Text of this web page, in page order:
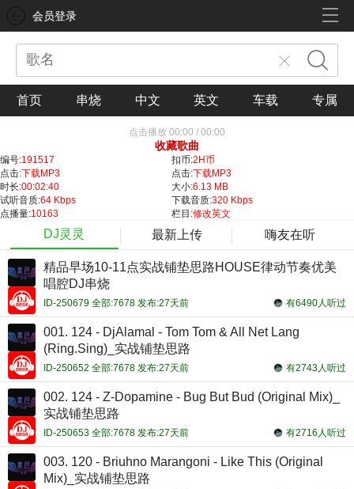
会员登录
首页 串烧 中文 英文 车载 专属
点击播放 00:00 / 00:00
收藏歌曲
编号:191517 扣币:2H币
点击:下载MP3 点击:下载MP3
时长:00:02:40 大小:6.13 MB
试听音质:64 Kbps 下载音质:320 Kbps
点播量:10163 栏目:修改英文
DJ灵灵 最新上传 嗨友在听
精品早场10-11点实战铺垫思路HOUSE律动节奏优美
唱腔DJ串烧
有6490人听过
ID-250679 全部:7678 发布:27天前
001. 124 - DjAlamal - Tom Tom & All Net Lang
(Ring.Sing)_实战铺垫思路
有2743人听过
ID-250652 全部:7678 发布:27天前
002. 124 - Z-Dopamine - Bug But Bud (Original Mix)_
实战铺垫思路
有2716人听过
ID-250653 全部:7678 发布:27天前
003. 120 - Briuhno Marangoni - Like This (Original
Mix)_实战铺垫思路